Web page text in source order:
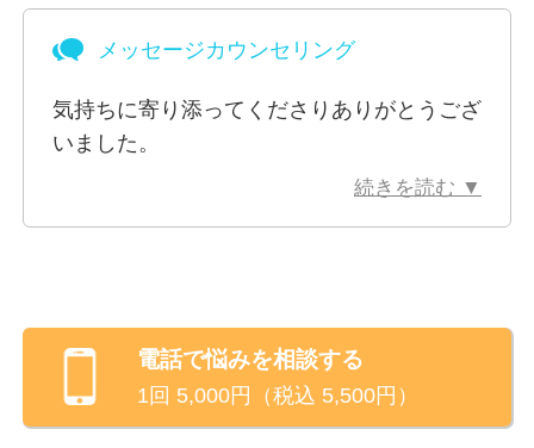
自衛隊や警察官、消防など社会貢献をされている方の
ひ、お声がけください。
メッセージカウンセリング
気持ちに寄り添ってくださりありがとうござ
いました。
続きを読む ▼
電話で悩みを相談する
1回 5,000円（税込 5,500円）